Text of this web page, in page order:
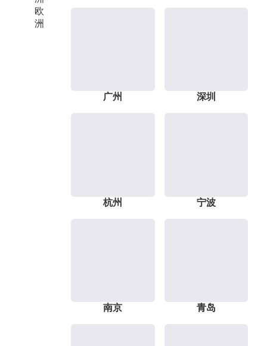
欧
洲
广州 深圳
杭州 宁波
南京 青岛